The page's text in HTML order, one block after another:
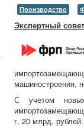
Производство
Экспертный
машиностроения,
С учетом
г. 20 млрд. рублей.